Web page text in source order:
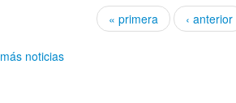
« primera ‹ anterior
más noticias